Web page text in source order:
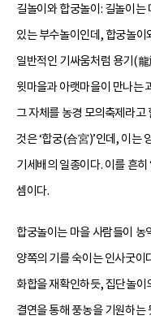
길놀이와 합궁놀이: 길놀이
있는 부수놀이인데, 합궁놀이
일반적인 기싸움처럼 용기(
윗마을과 아랫마을이 만나는
그 자체를 농경 모의축제라고
것은 ‘합궁(合宮)’인데, 이는
기세배의 일종이다. 이를 흔히
셈이다.
합궁놀이는 마을 사람들이
양쪽의 기를 숙이는 인사굿이
화합을 재확인하듯, 집단놀이
결연을 통해 풍농을 기원하는